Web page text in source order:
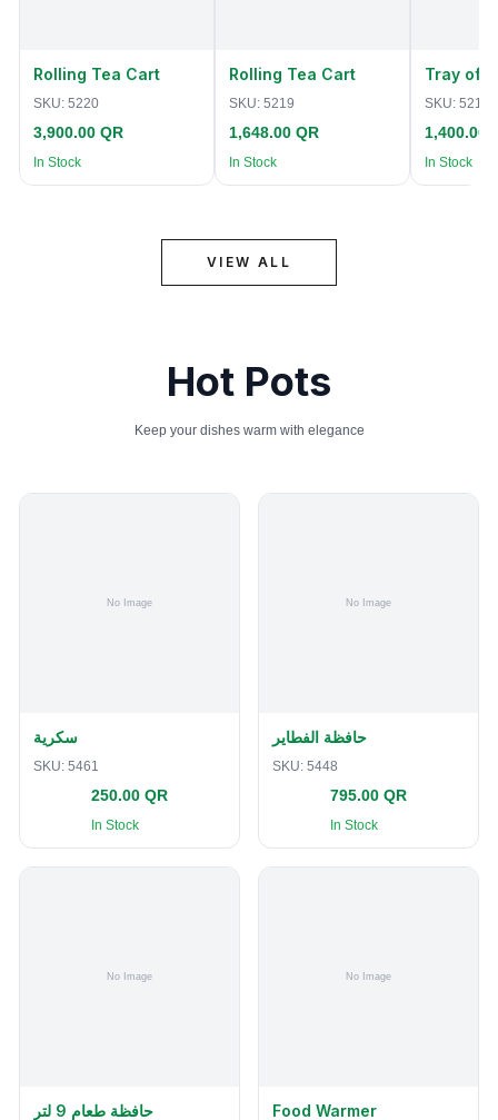
Rolling Tea Cart
SKU: 5220
3,900.00 QR
In Stock
Rolling Tea Cart
SKU: 5219
1,648.00 QR
In Stock
Tray of
SKU: 5218
1,400.00
In Stock
VIEW ALL
Hot Pots
Keep your dishes warm with elegance
سكرية
SKU: 5461
250.00 QR
In Stock
حافظة الفطاير
SKU: 5448
795.00 QR
In Stock
حافظة طعام 9 لتر Food Warmer